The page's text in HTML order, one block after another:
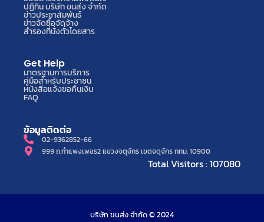
ปฏิทิน บริษัท ขนส่ง จำกัด
ข่าวประชาสัมพันธ์
ข่าวจัดซื้อจัดจ้าง
สำรองที่นั่งตั๋วโดยสาร
Get Help
มาตรฐานการบริการ
คู่มือสำหรับประชาชน
หนังสือแจ้งขอคืนเงิน
FAQ
ข้อมูลติดต่อ
02-9362852-66
999 ถ.กำแพงเพชร2 แขวงจตุจักร เขตจตุจักร กทม. 10900
Total Visitors : 107080
บริษัท ขนส่ง จำกัด © 2024